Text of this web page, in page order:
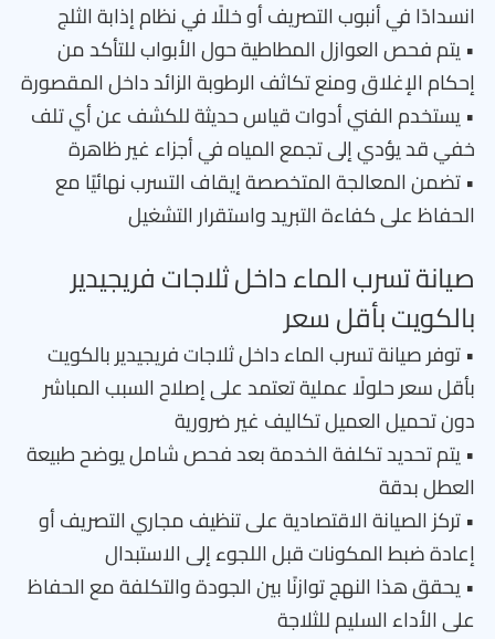
انسدادًا في أنبوب التصريف أو خللًا في نظام إذابة الثلج
• يتم فحص العوازل المطاطية حول الأبواب للتأكد من
إحكام الإغلاق ومنع تكاثف الرطوبة الزائد داخل المقصورة
• يستخدم الفني أدوات قياس حديثة للكشف عن أي تلف
خفي قد يؤدي إلى تجمع المياه في أجزاء غير ظاهرة
• تضمن المعالجة المتخصصة إيقاف التسرب نهائيًا مع
الحفاظ على كفاءة التبريد واستقرار التشغيل
صيانة تسرب الماء داخل ثلاجات فريجيدير
بالكويت بأقل سعر
• توفر صيانة تسرب الماء داخل ثلاجات فريجيدير بالكويت
بأقل سعر حلولًا عملية تعتمد على إصلاح السبب المباشر
دون تحميل العميل تكاليف غير ضرورية
• يتم تحديد تكلفة الخدمة بعد فحص شامل يوضح طبيعة
العطل بدقة
• تركز الصيانة الاقتصادية على تنظيف مجاري التصريف أو
إعادة ضبط المكونات قبل اللجوء إلى الاستبدال
• يحقق هذا النهج توازنًا بين الجودة والتكلفة مع الحفاظ
على الأداء السليم للثلاجة